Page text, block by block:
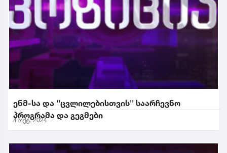
ენმ-სა და ''ცვლილებისთვის'' საარჩევნო
პროგრამა და გეგმები
4 ოქტ. 2024